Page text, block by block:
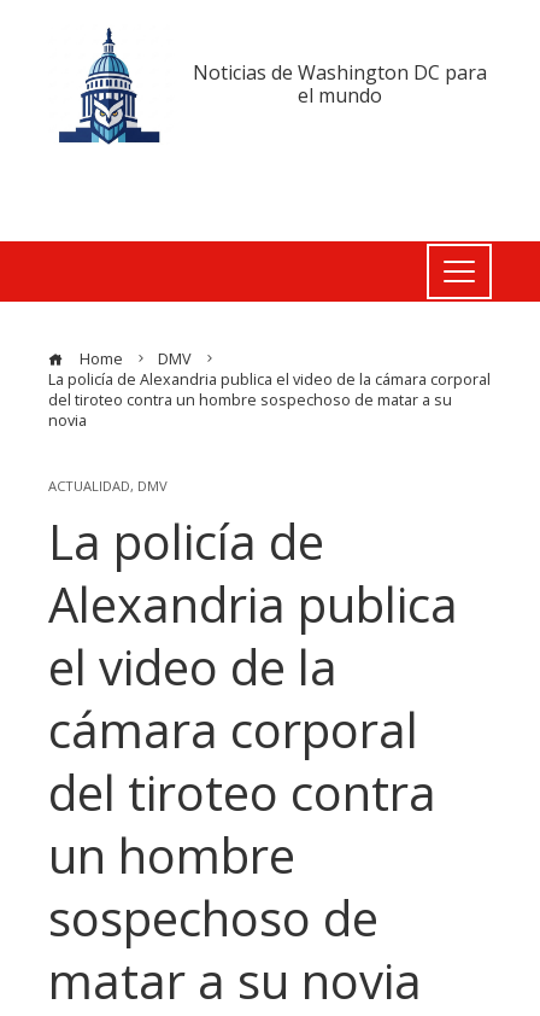
Noticias de Washington DC para
el mundo
Home
DMV
La policía de Alexandria publica el video de la cámara corporal
del tiroteo contra un hombre sospechoso de matar a su
novia
ACTUALIDAD, DMV
La policía de
Alexandria publica
el video de la
cámara corporal
del tiroteo contra
un hombre
sospechoso de
matar a su novia